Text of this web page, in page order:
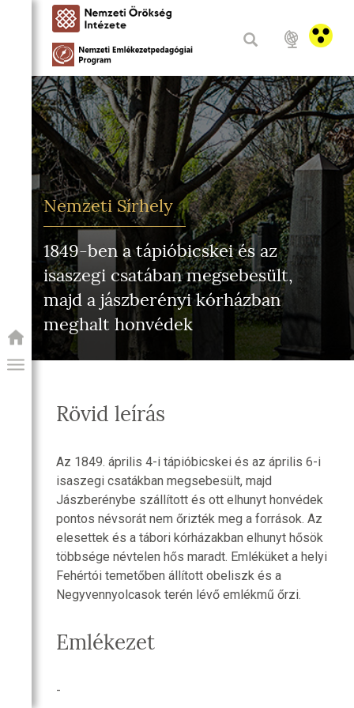
PROGRAM
Nemzeti Sírhely
1849-ben a tápióbicskei és az
isaszegi csatában megsebesült,
majd a jászberényi kórházban
meghalt honvédek
Rövid leírás
Az 1849. április 4-i tápióbicskei és az április 6-i
isaszegi csatákban megsebesült, majd
Jászberénybe szállított és ott elhunyt honvédek
pontos névsorát nem őrizték meg a források. Az
elesettek és a tábori kórházakban elhunyt hősök
többsége névtelen hős maradt. Emléküket a helyi
Fehértói temetőben állított obeliszk és a
Negyvennyolcasok terén lévő emlékmű őrzi.
Emlékezet
-